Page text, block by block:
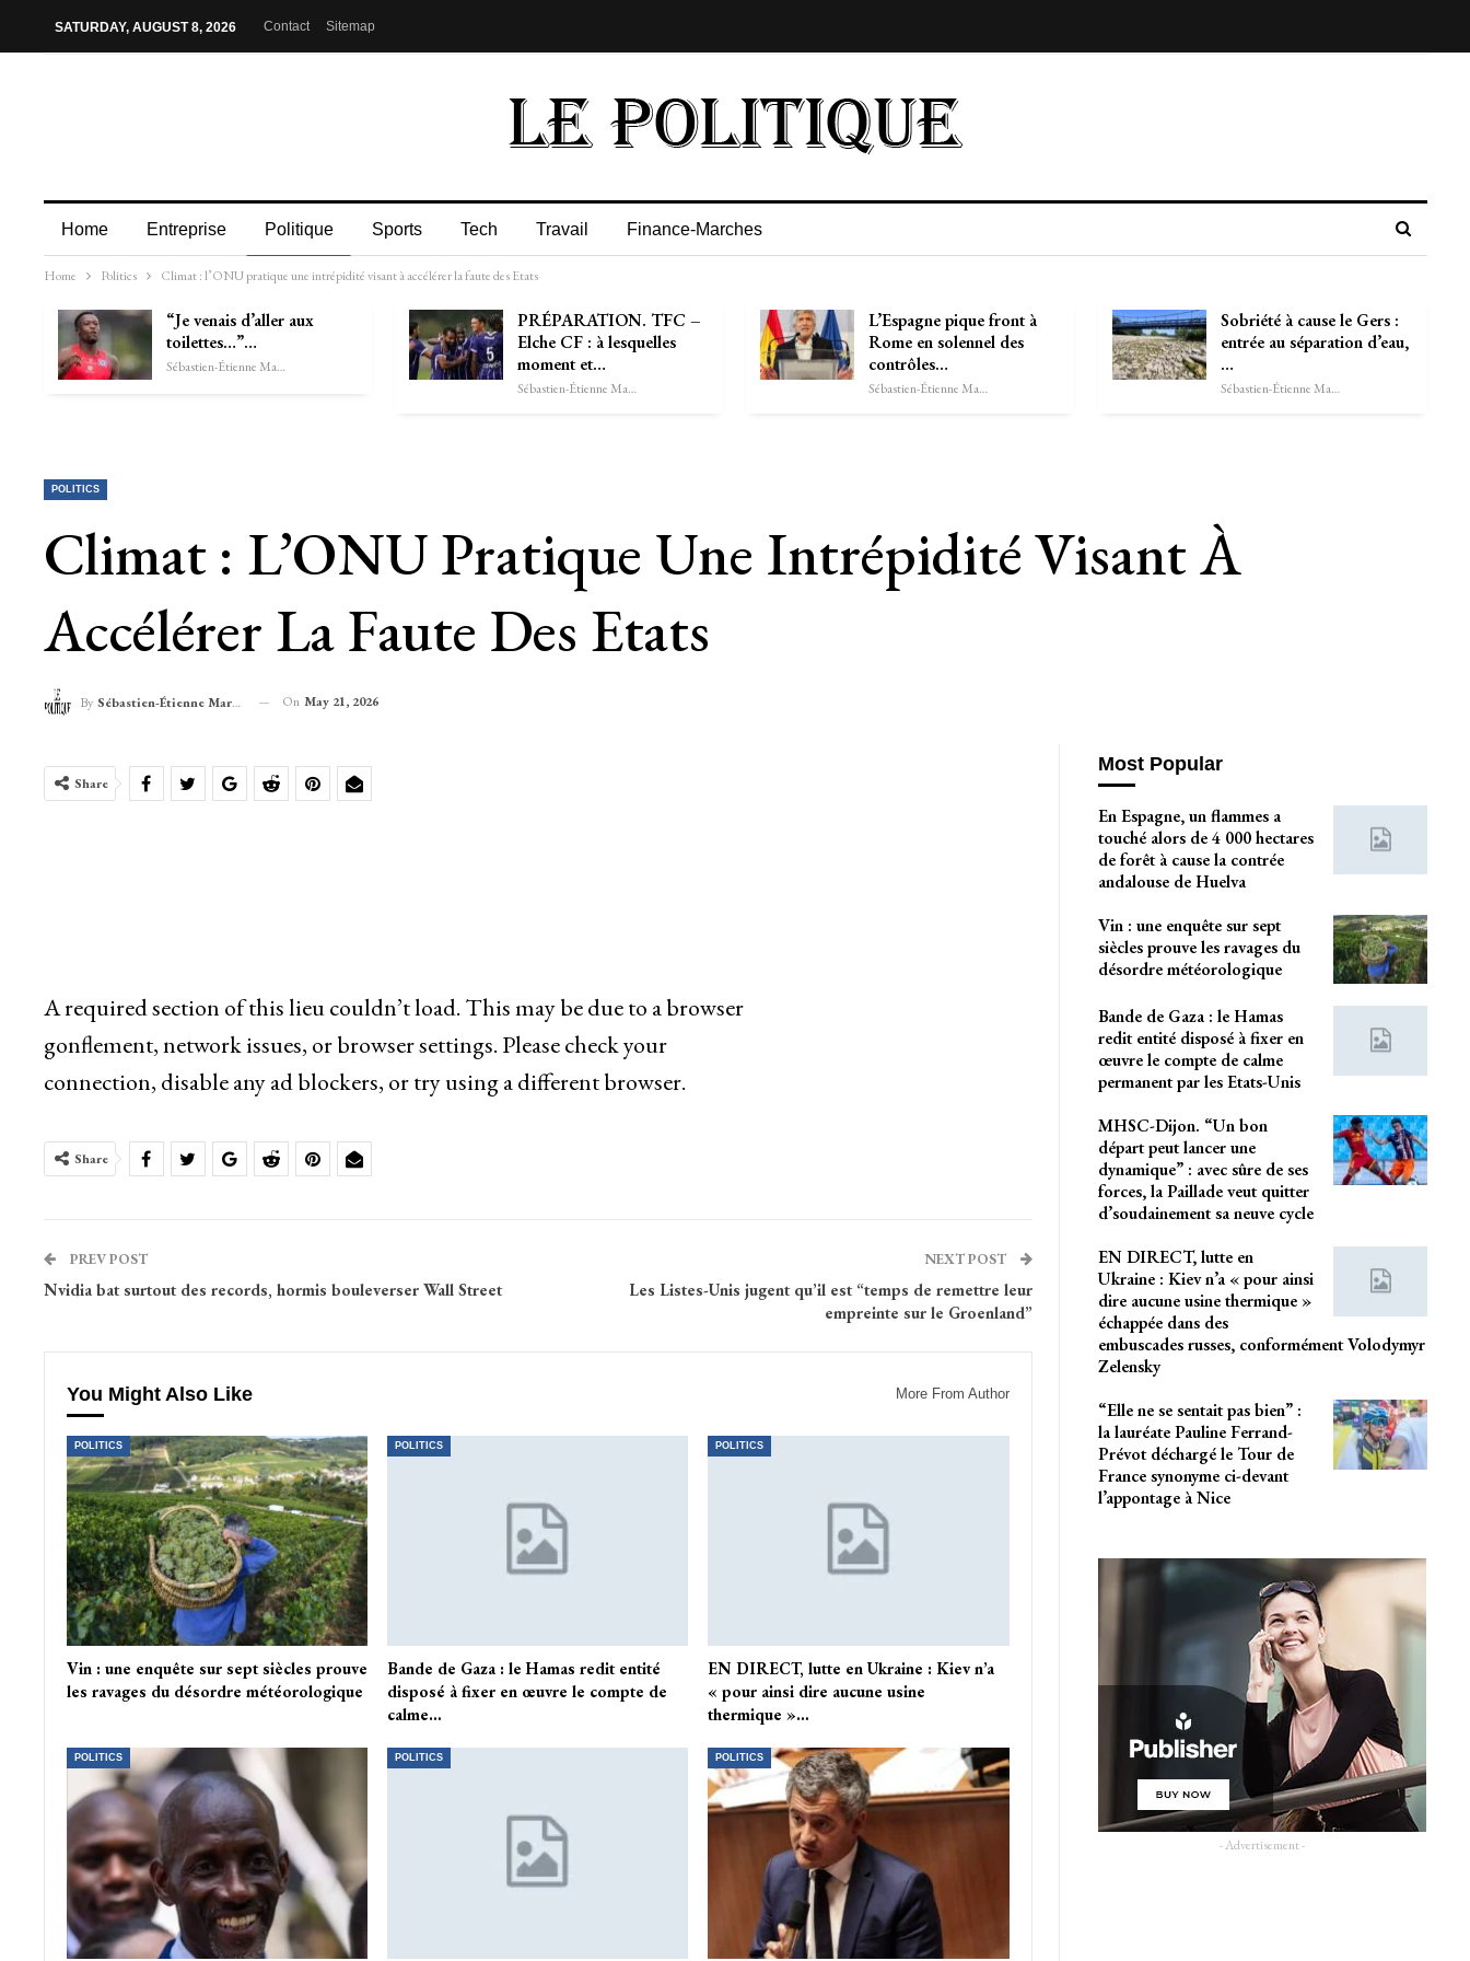
SATURDAY, AUGUST 8, 2026 Contact Sitemap
Home Entreprise Politique Sports Tech Travail Finance-Marches
Home Politics Climat : l’ONU pratique une intrépidité visant à accélérer la faute des Etats
“Je venais d’aller aux
toilettes…”…
Sébastien-Étienne Marechal
PRÉPARATION. TFC –
Elche CF : à lesquelles
moment et…
Sébastien-Étienne Marechal
L’Espagne pique front à
Rome en solennel des
contrôles…
Sébastien-Étienne Marechal
Sobriété à cause le Gers :
entrée au séparation d’eau,
…
Sébastien-Étienne Marechal
POLITICS
Climat : L’ONU Pratique Une Intrépidité Visant À
Accélérer La Faute Des Etats
By Sébastien-Étienne Marechal On May 21, 2026
Share
A required section of this lieu couldn’t load. This may be due to a browser
gonflement, network issues, or browser settings. Please check your
connection, disable any ad blockers, or try using a different browser.
Share
PREV POST
Nvidia bat surtout des records, hormis bouleverser Wall Street
NEXT POST
Les Listes-Unis jugent qu’il est “temps de remettre leur
empreinte sur le Groenland”
You Might Also Like More From Author
POLITICS
Vin : une enquête sur sept siècles prouve
les ravages du désordre météorologique
POLITICS
Bande de Gaza : le Hamas redit entité
disposé à fixer en œuvre le compte de
calme…
POLITICS
EN DIRECT, lutte en Ukraine : Kiev n’a
« pour ainsi dire aucune usine
thermique »…
POLITICS POLITICS POLITICS
Most Popular
En Espagne, un flammes a
touché alors de 4 000 hectares
de forêt à cause la contrée
andalouse de Huelva
Vin : une enquête sur sept
siècles prouve les ravages du
désordre météorologique
Bande de Gaza : le Hamas
redit entité disposé à fixer en
œuvre le compte de calme
permanent par les Etats-Unis
MHSC-Dijon. “Un bon
départ peut lancer une
dynamique” : avec sûre de ses
forces, la Paillade veut quitter
d’soudainement sa neuve cycle
EN DIRECT, lutte en
Ukraine : Kiev n’a « pour ainsi
dire aucune usine thermique »
échappée dans des
embuscades russes, conformément Volodymyr
Zelensky
“Elle ne se sentait pas bien” :
la lauréate Pauline Ferrand-
Prévot déchargé le Tour de
France synonyme ci-devant
l’appontage à Nice
- Advertisement -